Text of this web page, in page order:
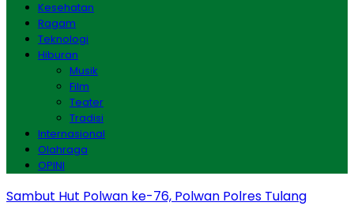
Kesehatan
Ragam
Teknologi
Hiburan
Musik
Film
Teater
Tradisi
Internasional
Olahraga
OPINI
Sambut Hut Polwan ke-76, Polwan Polres Tulang